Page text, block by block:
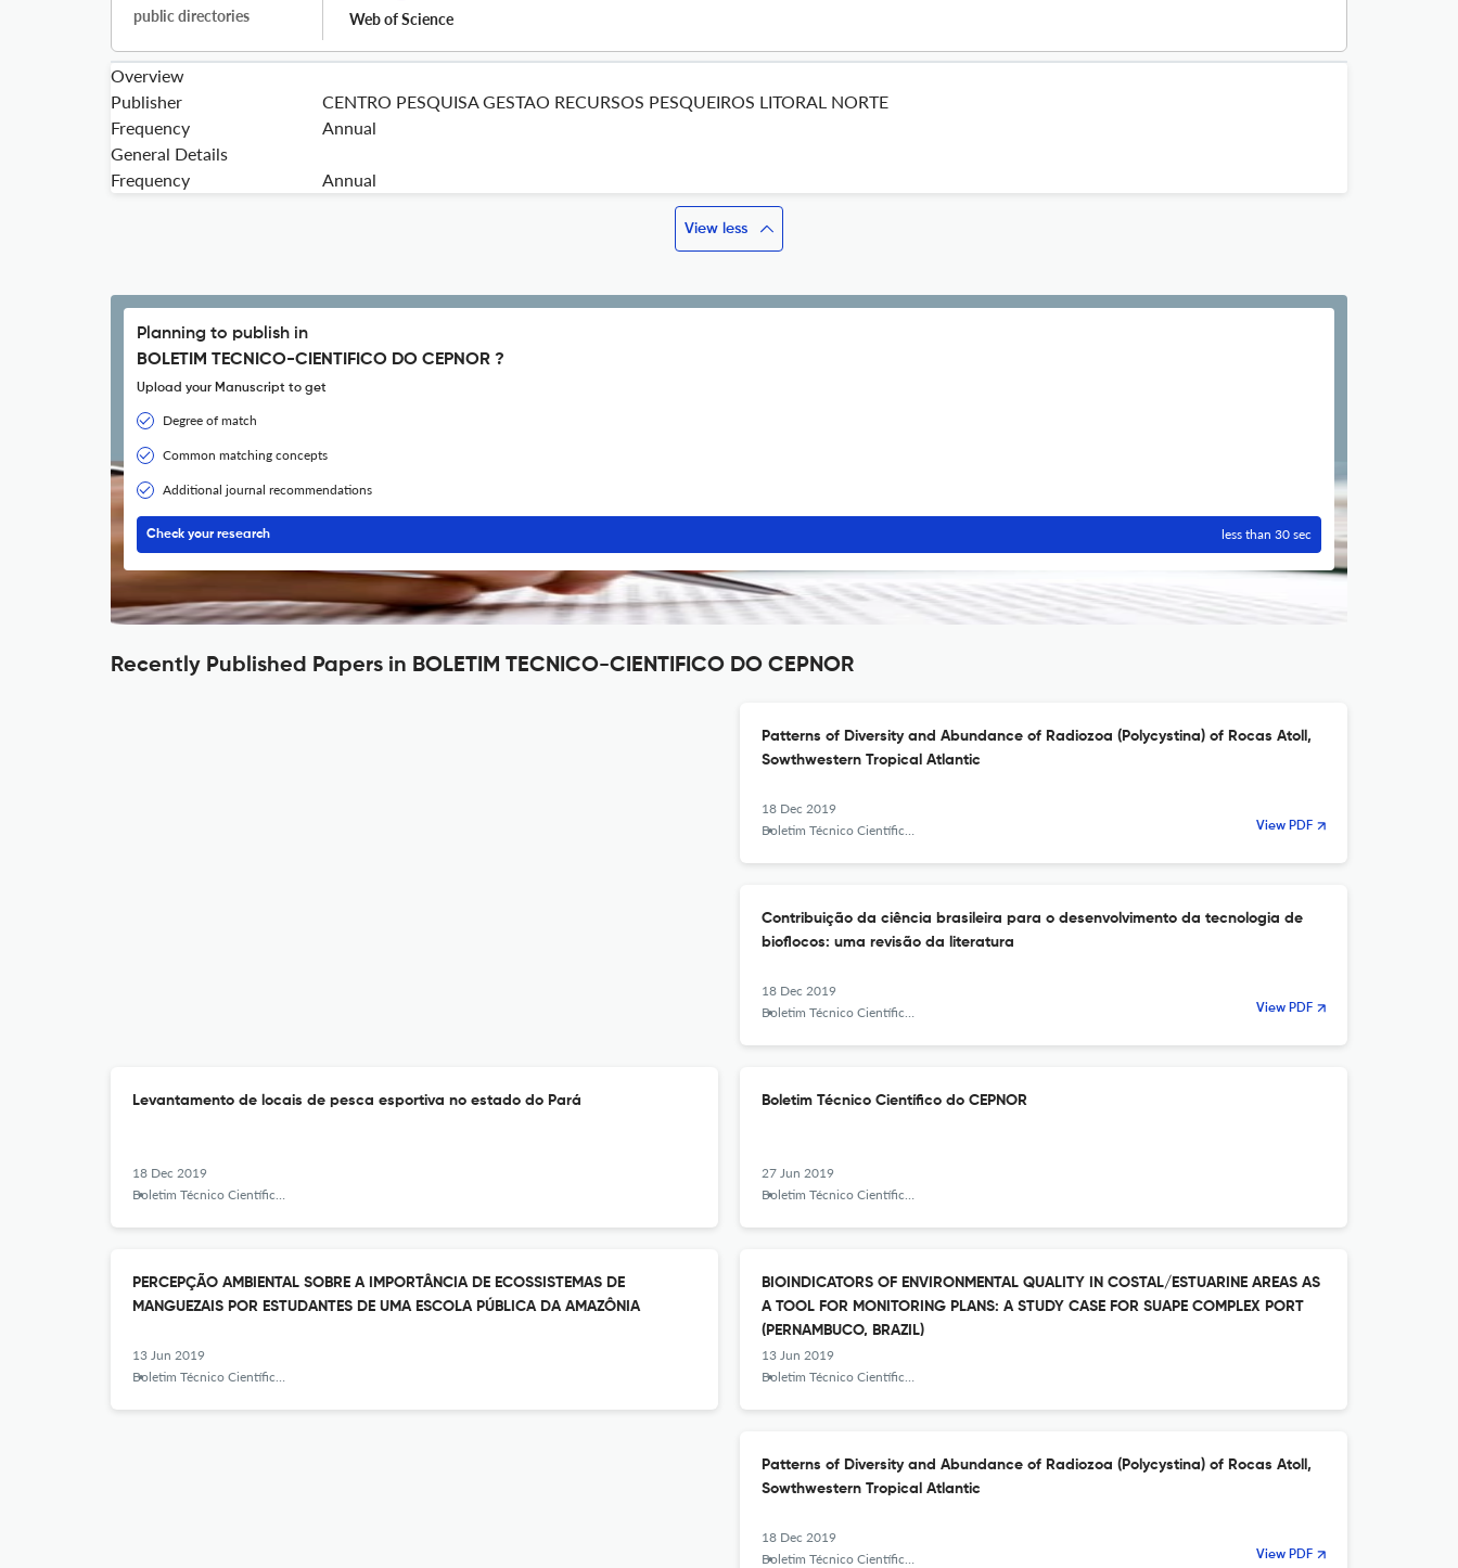
public directories
Web of Science
Overview
Publisher
CENTRO PESQUISA GESTAO RECURSOS PESQUEIROS LITORAL NORTE
Frequency
Annual
General Details
Frequency
Annual
View less
Planning to publish in
BOLETIM TECNICO-CIENTIFICO DO CEPNOR ?
Upload your Manuscript to get
Degree of match
Common matching concepts
Additional journal recommendations
Check your research less than 30 sec
Recently Published Papers in BOLETIM TECNICO-CIENTIFICO DO CEPNOR
Patterns of Diversity and Abundance of Radiozoa (Polycystina) of Rocas Atoll,
Sowthwestern Tropical Atlantic
18 Dec 2019
Boletim Técnico Científico do CEPNOR
View PDF
Contribuição da ciência brasileira para o desenvolvimento da tecnologia de
bioflocos: uma revisão da literatura
18 Dec 2019
Boletim Técnico Científico do CEPNOR
View PDF
Levantamento de locais de pesca esportiva no estado do Pará
18 Dec 2019
Boletim Técnico Científico do CEPNOR
Boletim Técnico Científico do CEPNOR
27 Jun 2019
Boletim Técnico Científico do CEPNOR
PERCEPÇÃO AMBIENTAL SOBRE A IMPORTÂNCIA DE ECOSSISTEMAS DE
MANGUEZAIS POR ESTUDANTES DE UMA ESCOLA PÚBLICA DA AMAZÔNIA
13 Jun 2019
Boletim Técnico Científico do CEPNOR
BIOINDICATORS OF ENVIRONMENTAL QUALITY IN COSTAL/ESTUARINE AREAS AS
A TOOL FOR MONITORING PLANS: A STUDY CASE FOR SUAPE COMPLEX PORT
(PERNAMBUCO, BRAZIL)
13 Jun 2019
Boletim Técnico Científico do CEPNOR
Patterns of Diversity and Abundance of Radiozoa (Polycystina) of Rocas Atoll,
Sowthwestern Tropical Atlantic
18 Dec 2019
Boletim Técnico Científico do CEPNOR
View PDF